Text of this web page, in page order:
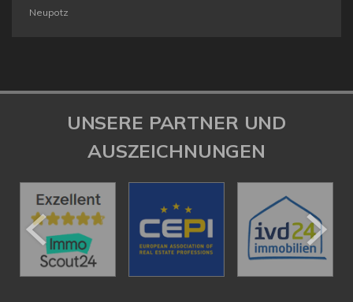
Neupotz
UNSERE PARTNER UND
AUSZEICHNUNGEN